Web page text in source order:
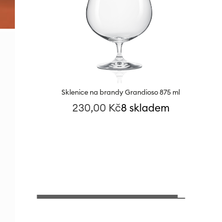
Sklenice na brandy Grandioso 875 ml
230,00 Kč8 skladem